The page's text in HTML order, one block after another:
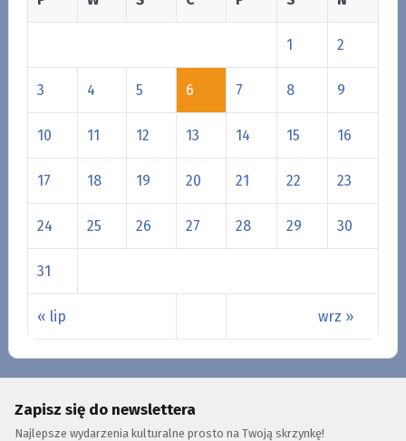
« lip wrz »
1 2
3 4 5 6 7 8 9
10 11 12 13 14 15 16
17 18 19 20 21 22 23
24 25 26 27 28 29 30
31
Zapisz się do newslettera
Najlepsze wydarzenia kulturalne prosto na Twoją skrzynkę!